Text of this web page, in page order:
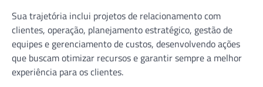
Sua trajetória inclui projetos de relacionamento com
clientes, operação, planejamento estratégico, gestão de
equipes e gerenciamento de custos, desenvolvendo ações
que buscam otimizar recursos e garantir sempre a melhor
experiência para os clientes.